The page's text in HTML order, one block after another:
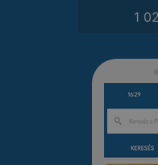
1